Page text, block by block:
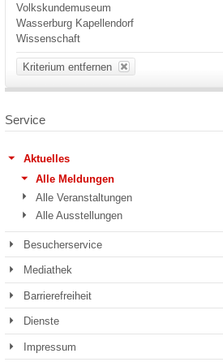
Volkskundemuseum
Wasserburg Kapellendorf
Wissenschaft
Kriterium entfernen
Service
Aktuelles
Alle Meldungen
Alle Veranstaltungen
Alle Ausstellungen
Besucherservice
Mediathek
Barrierefreiheit
Dienste
Impressum